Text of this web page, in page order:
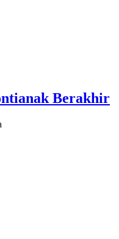
Berakhir